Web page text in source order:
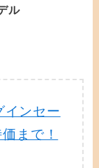
ル
インセー
まで！